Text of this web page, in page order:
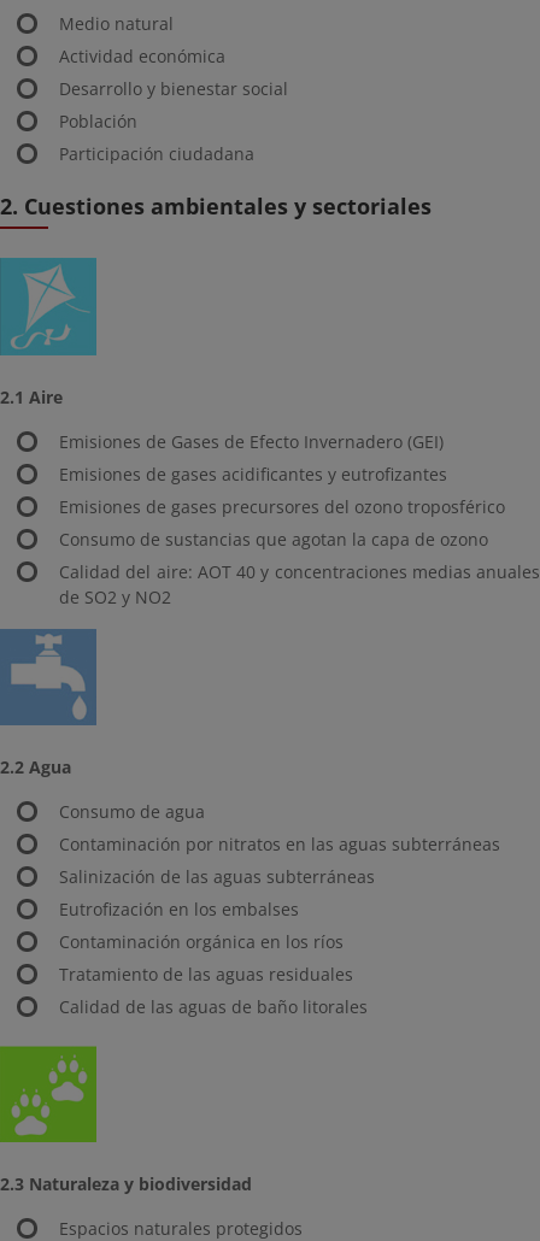
Medio natural
Actividad económica
Desarrollo y bienestar social
Población
Participación ciudadana
2. Cuestiones ambientales y sectoriales
2.1 Aire
Emisiones de Gases de Efecto Invernadero (GEI)
Emisiones de gases acidificantes y eutrofizantes
Emisiones de gases precursores del ozono troposférico
Consumo de sustancias que agotan la capa de ozono
Calidad del aire: AOT 40 y concentraciones medias anuales
de SO2 y NO2
2.2 Agua
Consumo de agua
Contaminación por nitratos en las aguas subterráneas
Salinización de las aguas subterráneas
Eutrofización en los embalses
Contaminación orgánica en los ríos
Tratamiento de las aguas residuales
Calidad de las aguas de baño litorales
2.3 Naturaleza y biodiversidad
Espacios naturales protegidos